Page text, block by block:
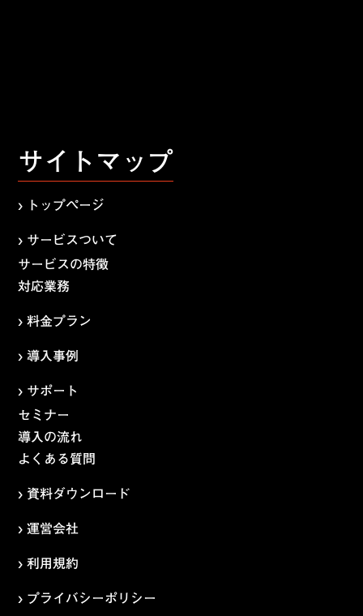
サイトマップ
› トップページ
› サービスついて
サービスの特徴
対応業務
› 料金プラン
› 導入事例
› サポート
セミナー
導入の流れ
よくある質問
› 資料ダウンロード
› 運営会社
› 利用規約
› プライバシーポリシー